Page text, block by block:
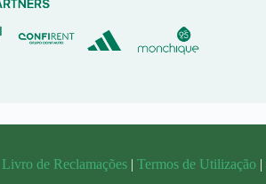
Livro de Reclamações | Termos de Utilização |